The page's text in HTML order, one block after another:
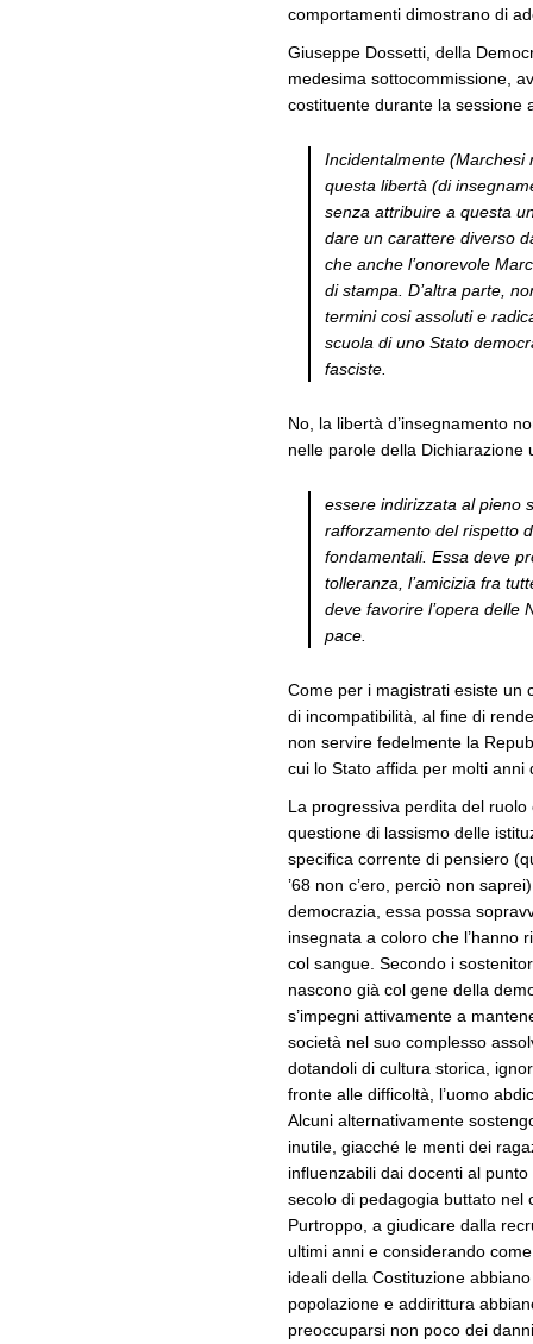
comportamenti dimostrano di
Giuseppe Dossetti, della
medesima sottocommissione,
costituente durante la sessione
Incidentalmente (Marchesi
questa libertà (di
senza attribuire a questa
dare un carattere diverso
che anche l’onorevole
di stampa. D’altra parte,
termini cosi assoluti e
scuola di uno Stato
fasciste.
No, la libertà d’insegnamento
nelle parole della Dichiarazione
essere indirizzata al pieno
rafforzamento del rispetto
fondamentali. Essa deve
tolleranza, l’amicizia fra
deve favorire l’opera delle
pace.
Come per i magistrati esiste un
di incompatibilità, al fine di
non servire fedelmente la
cui lo Stato affida per molti anni
La progressiva perdita del
questione di lassismo delle
specifica corrente di pensiero
’68 non c’ero, perciò non
democrazia, essa possa
insegnata a coloro che l’hanno
col sangue. Secondo i
nascono già col gene della
s’impegni attivamente a
società nel suo complesso
dotandoli di cultura storica,
fronte alle difficoltà, l’uomo
Alcuni alternativamente
inutile, giacché le menti dei
influenzabili dai docenti al
secolo di pedagogia buttato nel
Purtroppo, a giudicare dalla
ultimi anni e considerando
ideali della Costituzione
popolazione e addirittura
preoccuparsi non poco dei